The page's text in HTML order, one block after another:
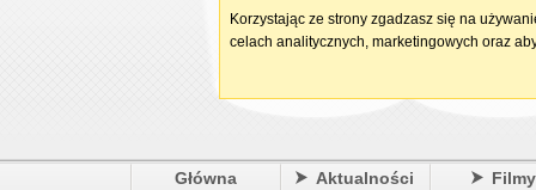
Główna Aktualności Filmy
Korzystając ze strony zgadzasz się na
celach analitycznych, marketingowych oraz